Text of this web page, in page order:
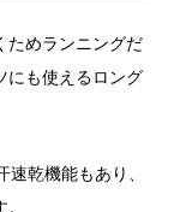
ためランニングだ
にも使えるロング
乾機能もあり、